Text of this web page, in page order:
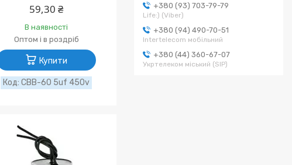
+380 (93) 703-79-79
Life:) (Viber)
+380 (94) 490-70-51
Intertelecom мобільний
+380 (44) 360-67-07
Укртелеком міський (SIP)
59,30 ₴
В наявності
Оптом і в роздріб
Купити
CBB-60 5uf 450v